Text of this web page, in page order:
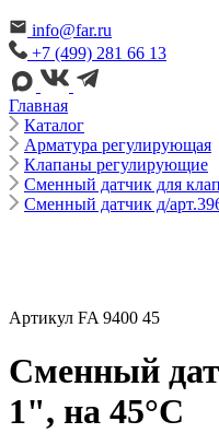
info@far.ru
+7 (499) 281 66 13
Главная
Каталог
Арматура регулирующая
Клапаны регулирующие
Сменный датчик для
Сменный датчик д/
Артикул FA 9400 45
Сменный
1", на 45°C